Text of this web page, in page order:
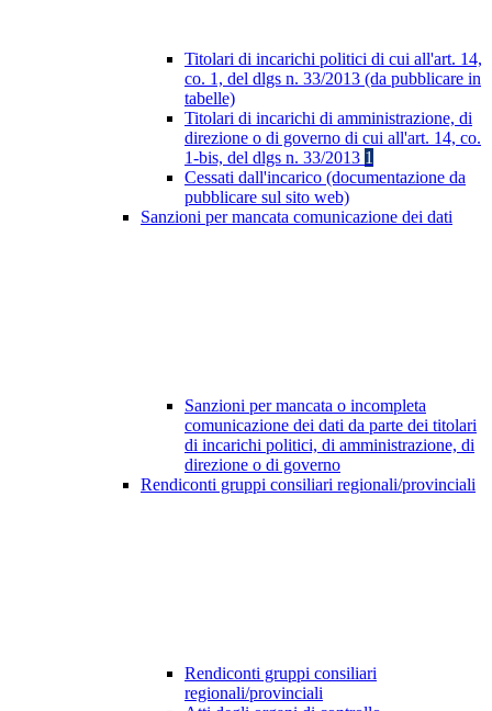
Titolari di incarichi politici di cui all'art. 14,
co. 1, del dlgs n. 33/2013 (da pubblicare in
tabelle)
Titolari di incarichi di amministrazione, di
direzione o di governo di cui all'art. 14, co.
1-bis, del dlgs n. 33/2013 1
Cessati dall'incarico (documentazione da
pubblicare sul sito web)
Sanzioni per mancata comunicazione dei dati
Sanzioni per mancata o incompleta
comunicazione dei dati da parte dei titolari
di incarichi politici, di amministrazione, di
direzione o di governo
Rendiconti gruppi consiliari regionali/provinciali
Rendiconti gruppi consiliari
regionali/provinciali